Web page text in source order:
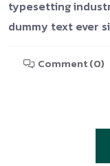
typesetting
dummy text ever
Comment (0)